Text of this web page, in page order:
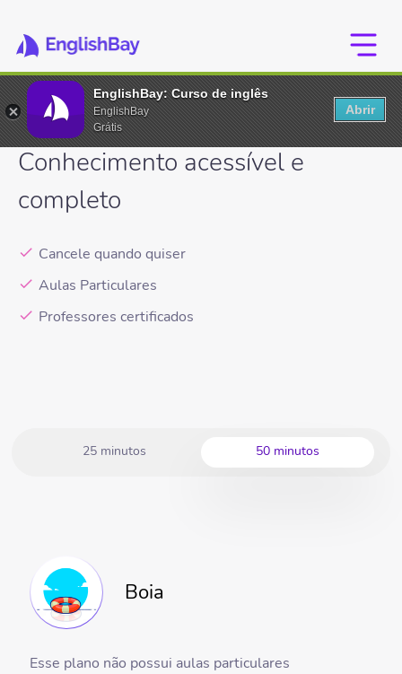
Navegue conosco para chegar mais longe
Conhecimento acessível e
completo
Cancele quando quiser
Aulas Particulares
Professores certificados
25 minutos 50 minutos
Boia
Esse plano não possui aulas particulares
EnglishBay: Curso de inglês
EnglishBay
Grátis
Abrir